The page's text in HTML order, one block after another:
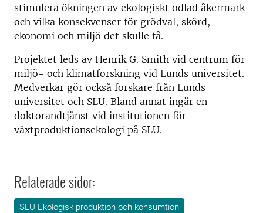
stimulera ökningen av ekologiskt odlad åkermark
och vilka konsekvenser för grödval, skörd,
ekonomi och miljö det skulle få.
Projektet leds av Henrik G. Smith vid centrum för
miljö- och klimatforskning vid Lunds universitet.
Medverkar gör också forskare från Lunds
universitet och SLU. Bland annat ingår en
doktorandtjänst vid institutionen för
växtproduktionsekologi på SLU.
Relaterade sidor:
SLU Ekologisk produktion och konsumtion